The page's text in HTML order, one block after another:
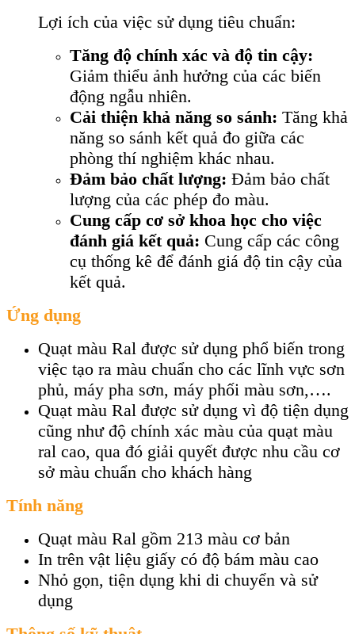
Lợi ích của việc sử dụng tiêu chuẩn:
Tăng độ chính xác và độ tin cậy:
Giảm thiểu ảnh hưởng của các biến
động ngẫu nhiên.
Cải thiện khả năng so sánh: Tăng khả
năng so sánh kết quả đo giữa các
phòng thí nghiệm khác nhau.
Đảm bảo chất lượng: Đảm bảo chất
lượng của các phép đo màu.
Cung cấp cơ sở khoa học cho việc
đánh giá kết quả: Cung cấp các công
cụ thống kê để đánh giá độ tin cậy của
kết quả.
Ứng dụng
Quạt màu Ral được sử dụng phổ biến trong
việc tạo ra màu chuẩn cho các lĩnh vực sơn
phủ, máy pha sơn, máy phối màu sơn,….
Quạt màu Ral được sử dụng vì độ tiện dụng
cũng như độ chính xác màu của quạt màu
ral cao, qua đó giải quyết được nhu cầu cơ
sở màu chuẩn cho khách hàng
Tính năng
Quạt màu Ral gồm 213 màu cơ bản
In trên vật liệu giấy có độ bám màu cao
Nhỏ gọn, tiện dụng khi di chuyển và sử
dụng